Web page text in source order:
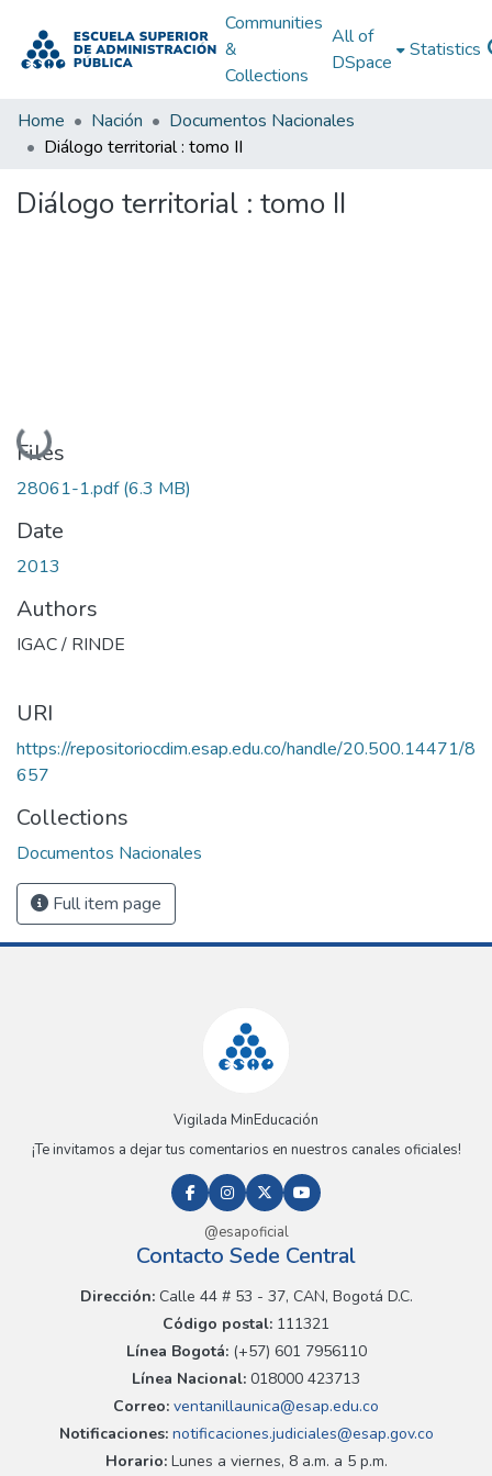
Communities
&
Collections
All of
DSpace
Statistics
Home Nación
Documentos Nacionales
Diálogo territorial : tomo II
Diálogo territorial : tomo II
Loading...
Files
28061-1.pdf(6.3 MB)
Date
2013
Authors
IGAC / RINDE
URI
https://repositoriocdim.esap.edu.co/handle/20.500.14471/8
657
Collections
Documentos Nacionales
Full item page
Vigilada MinEducación
¡Te invitamos a dejar tus comentarios en nuestros canales oficiales!
@esapoficial
Contacto Sede Central
Dirección:Calle 44 # 53 - 37, CAN, Bogotá D.C.
Código postal: 111321
Línea Bogotá:(+57) 601 7956110
Línea Nacional: 018000 423713
Correo: ventanillaunica@esap.edu.co
Notificaciones:notificaciones.judiciales@esap.gov.co
Horario:Lunes a viernes, 8 a.m. a 5 p.m.